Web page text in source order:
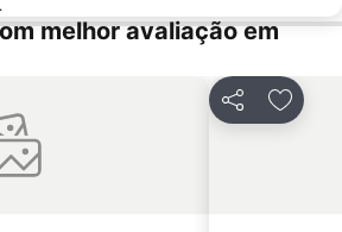
Haarlemmerstraat
Geuzenveld-Slotermeer
melhor avaliação em
Partilhar